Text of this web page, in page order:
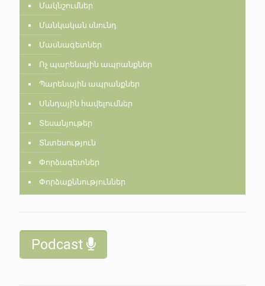
Մակնշումներ
Մանկական սնունդ
Մասնագետներ
Ոչ պարենային ապրանքներ
Պարենային ապրանքներ
Սննդային հավելումներ
Տեսանյութեր
Տնտեսություն
Փորձագետներ
Փորձաքննություններ
Podcast